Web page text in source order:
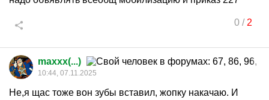
0/ 2
maxxx(...)
10:44, 07.11.2025
Не,я щас тоже вон зубы вставил, жопку накачаю. И